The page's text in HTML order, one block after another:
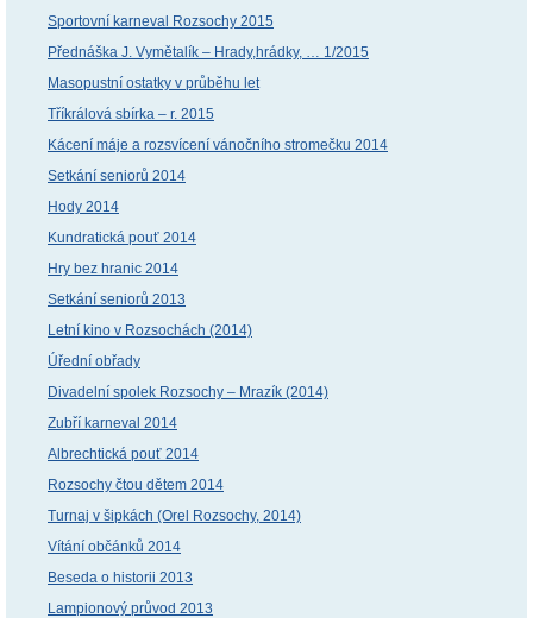
Sportovní karneval Rozsochy 2015
Přednáška J. Vymětalík – Hrady,hrádky, … 1/2015
Masopustní ostatky v průběhu let
Tříkrálová sbírka – r. 2015
Kácení máje a rozsvícení vánočního stromečku 2014
Setkání seniorů 2014
Hody 2014
Kundratická pouť 2014
Hry bez hranic 2014
Setkání seniorů 2013
Letní kino v Rozsochách (2014)
Úřední obřady
Divadelní spolek Rozsochy – Mrazík (2014)
Zubří karneval 2014
Albrechtická pouť 2014
Rozsochy čtou dětem 2014
Turnaj v šipkách (Orel Rozsochy, 2014)
Vítání občánků 2014
Beseda o historii 2013
Lampionový průvod 2013